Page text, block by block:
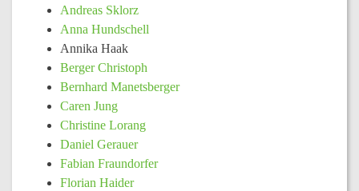
Andreas Sklorz
Anna Hundschell
Annika Haak
Berger Christoph
Bernhard Manetsberger
Caren Jung
Christine Lorang
Daniel Gerauer
Fabian Fraundorfer
Florian Haider